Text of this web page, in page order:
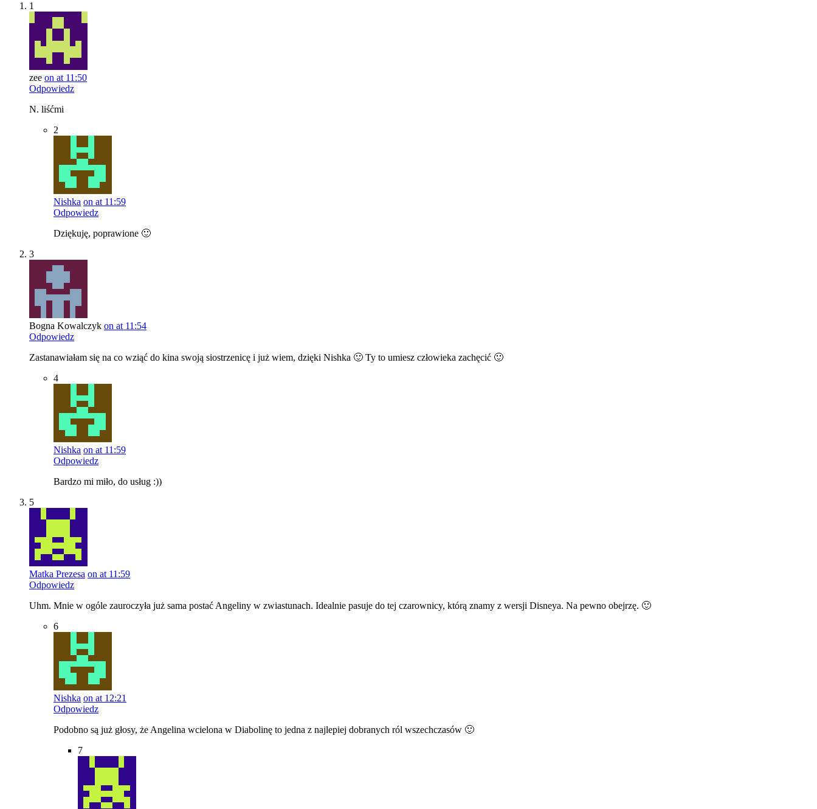
1
zee on at 11:50
Odpowiedz
N. liśćmi
2
Nishka on at 11:59
Odpowiedz
Dziękuję, poprawione 🙂
3
Bogna Kowalczyk on at 11:54
Odpowiedz
Zastanawiałam się na co wziąć do kina swoją siostrzenicę i już wiem, dzięki Nishka 🙂 Ty to umiesz człowieka zachęcić 🙂
4
Nishka on at 11:59
Odpowiedz
Bardzo mi miło, do usług :))
5
Matka Prezesa on at 11:59
Odpowiedz
Uhm. Mnie w ogóle zauroczyła już sama postać Angeliny w zwiastunach. Idealnie pasuje do tej czarownicy, którą znamy z wersji Disneya. Na pewno obejrzę. 🙂
6
Nishka on at 12:21
Odpowiedz
Podobno są już głosy, że Angelina wcielona w Diabolinę to jedna z najlepiej dobranych ról wszechczasów 🙂
7